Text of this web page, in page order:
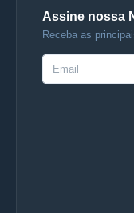
Assine nossa
Receba as